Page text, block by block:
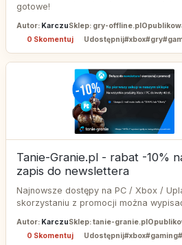
gotowe!
Autor: KarczuSklep: gry-offline.pl
0 Skomentuj Udostępnij#xbox#gry
Tanie-Granie.pl - rabat -10%
zapis do newslettera
Najnowsze dostępy na PC / Xbox /
skorzystaniu z promocji można
Autor: KarczuSklep: tanie-granie.pl
0 Skomentuj Udostępnij#xbox#gaming